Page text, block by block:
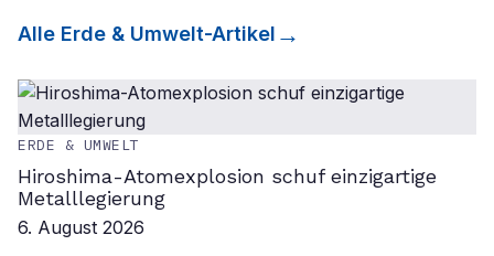
Alle Erde & Umwelt-Artikel
ERDE & UMWELT
Hiroshima-Atomexplosion schuf einzigartige
Metalllegierung
6. August 2026